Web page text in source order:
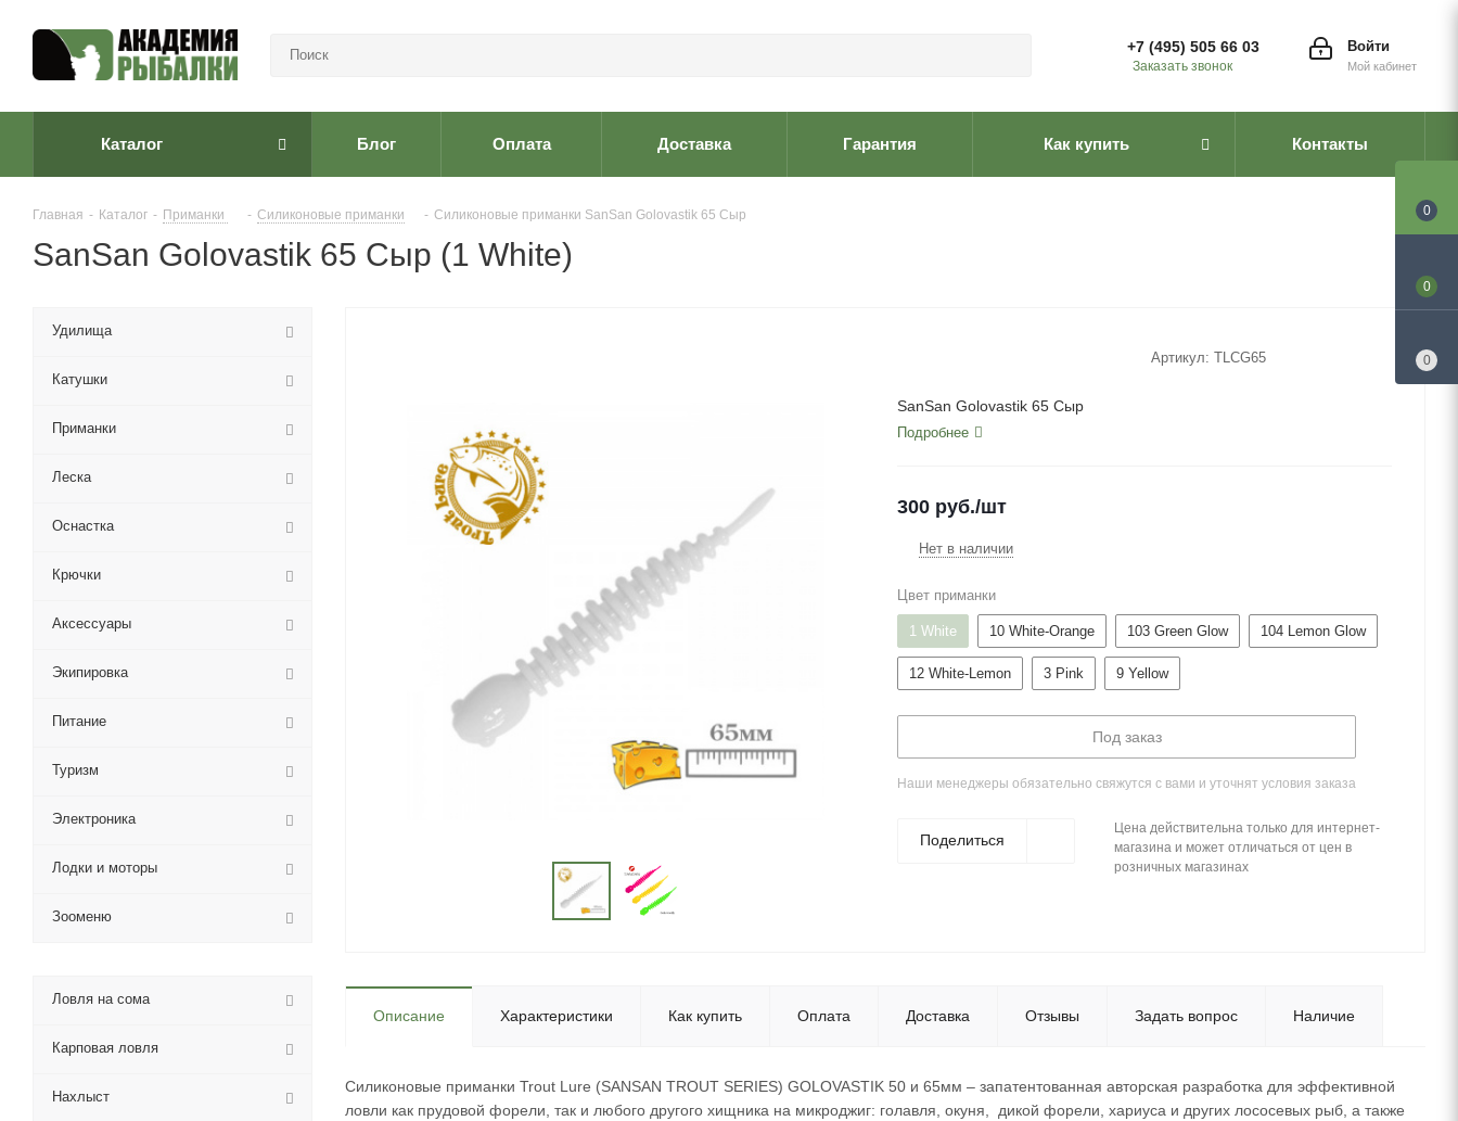
Войти
Мой кабинет
+7 (495) 505 66 03
Заказать звонок
Каталог Блог Оплата Доставка Гарантия Как купить Контакты
Главная - Каталог - Приманки - Cиликоновые приманки - Силиконовые приманки SanSan Golovastik 65 Сыр
SanSan Golovastik 65 Сыр (1 White)
Артикул: TLCG65
SanSan Golovastik 65 Сыр
Подробнее
300 руб./шт
Нет в наличии
Цвет приманки
1 White 10 White-Orange 103 Green Glow 104 Lemon Glow
12 White-Lemon 3 Pink 9 Yellow
Под заказ
Наши менеджеры обязательно свяжутся с вами и уточнят условия заказа
Поделиться
Цена действительна только для интернет-
магазина и может отличаться от цен в
розничных магазинах
Описание Характеристики Как купить Оплата Доставка Отзывы Задать вопрос Наличие
Силиконовые приманки Trout Lure (SANSAN TROUT SERIES) GOLOVASTIK 50 и 65мм – запатентованная авторская разработка для эффективной
ловли как прудовой форели, так и любого другого хищника на микроджиг: голавля, окуня, дикой форели, хариуса и других лососевых рыб, а также
Удилища
Катушки
Приманки
Леска
Оснастка
Крючки
Аксессуары
Экипировка
Питание
Туризм
Электроника
Лодки и моторы
Зооменю
Ловля на сома
Карповая ловля
Нахлыст
0
0
0